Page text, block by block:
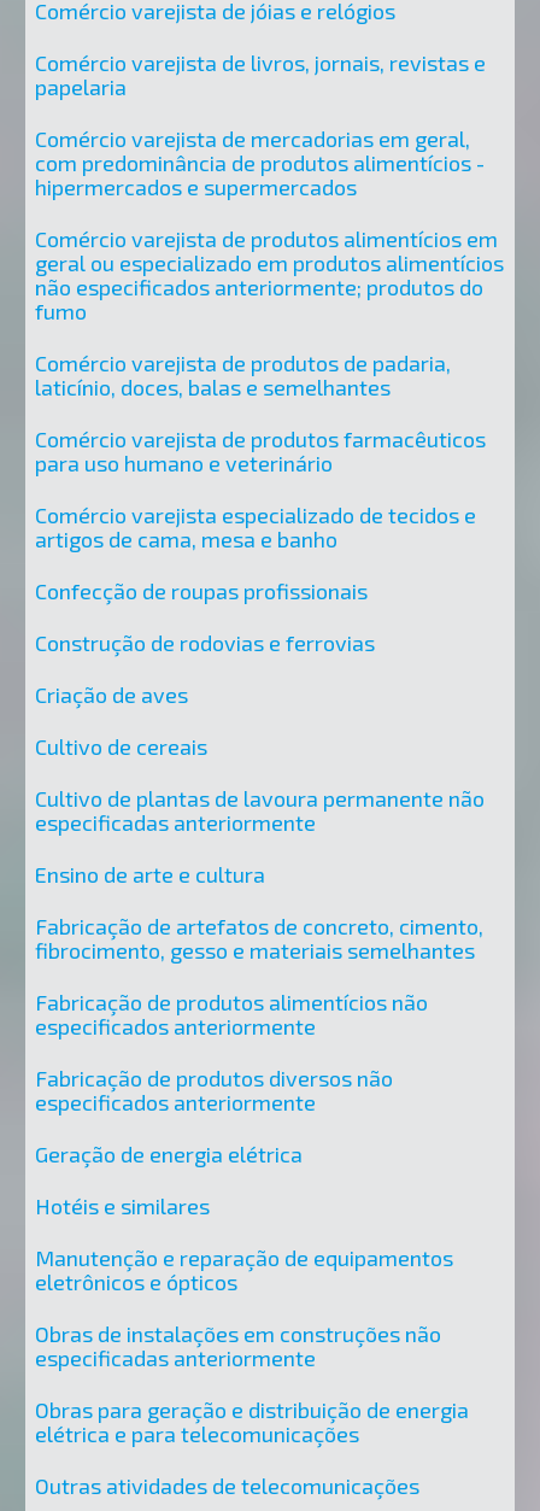
Comércio varejista de jóias e relógios
Comércio varejista de livros, jornais, revistas e
papelaria
Comércio varejista de mercadorias em geral,
com predominância de produtos alimentícios -
hipermercados e supermercados
Comércio varejista de produtos alimentícios em
geral ou especializado em produtos alimentícios
não especificados anteriormente; produtos do
fumo
Comércio varejista de produtos de padaria,
laticínio, doces, balas e semelhantes
Comércio varejista de produtos farmacêuticos
para uso humano e veterinário
Comércio varejista especializado de tecidos e
artigos de cama, mesa e banho
Confecção de roupas profissionais
Construção de rodovias e ferrovias
Criação de aves
Cultivo de cereais
Cultivo de plantas de lavoura permanente não
especificadas anteriormente
Ensino de arte e cultura
Fabricação de artefatos de concreto, cimento,
fibrocimento, gesso e materiais semelhantes
Fabricação de produtos alimentícios não
especificados anteriormente
Fabricação de produtos diversos não
especificados anteriormente
Geração de energia elétrica
Hotéis e similares
Manutenção e reparação de equipamentos
eletrônicos e ópticos
Obras de instalações em construções não
especificadas anteriormente
Obras para geração e distribuição de energia
elétrica e para telecomunicações
Outras atividades de telecomunicações